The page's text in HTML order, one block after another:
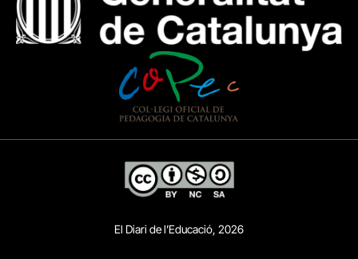
El Diari de l’Educació, 2026